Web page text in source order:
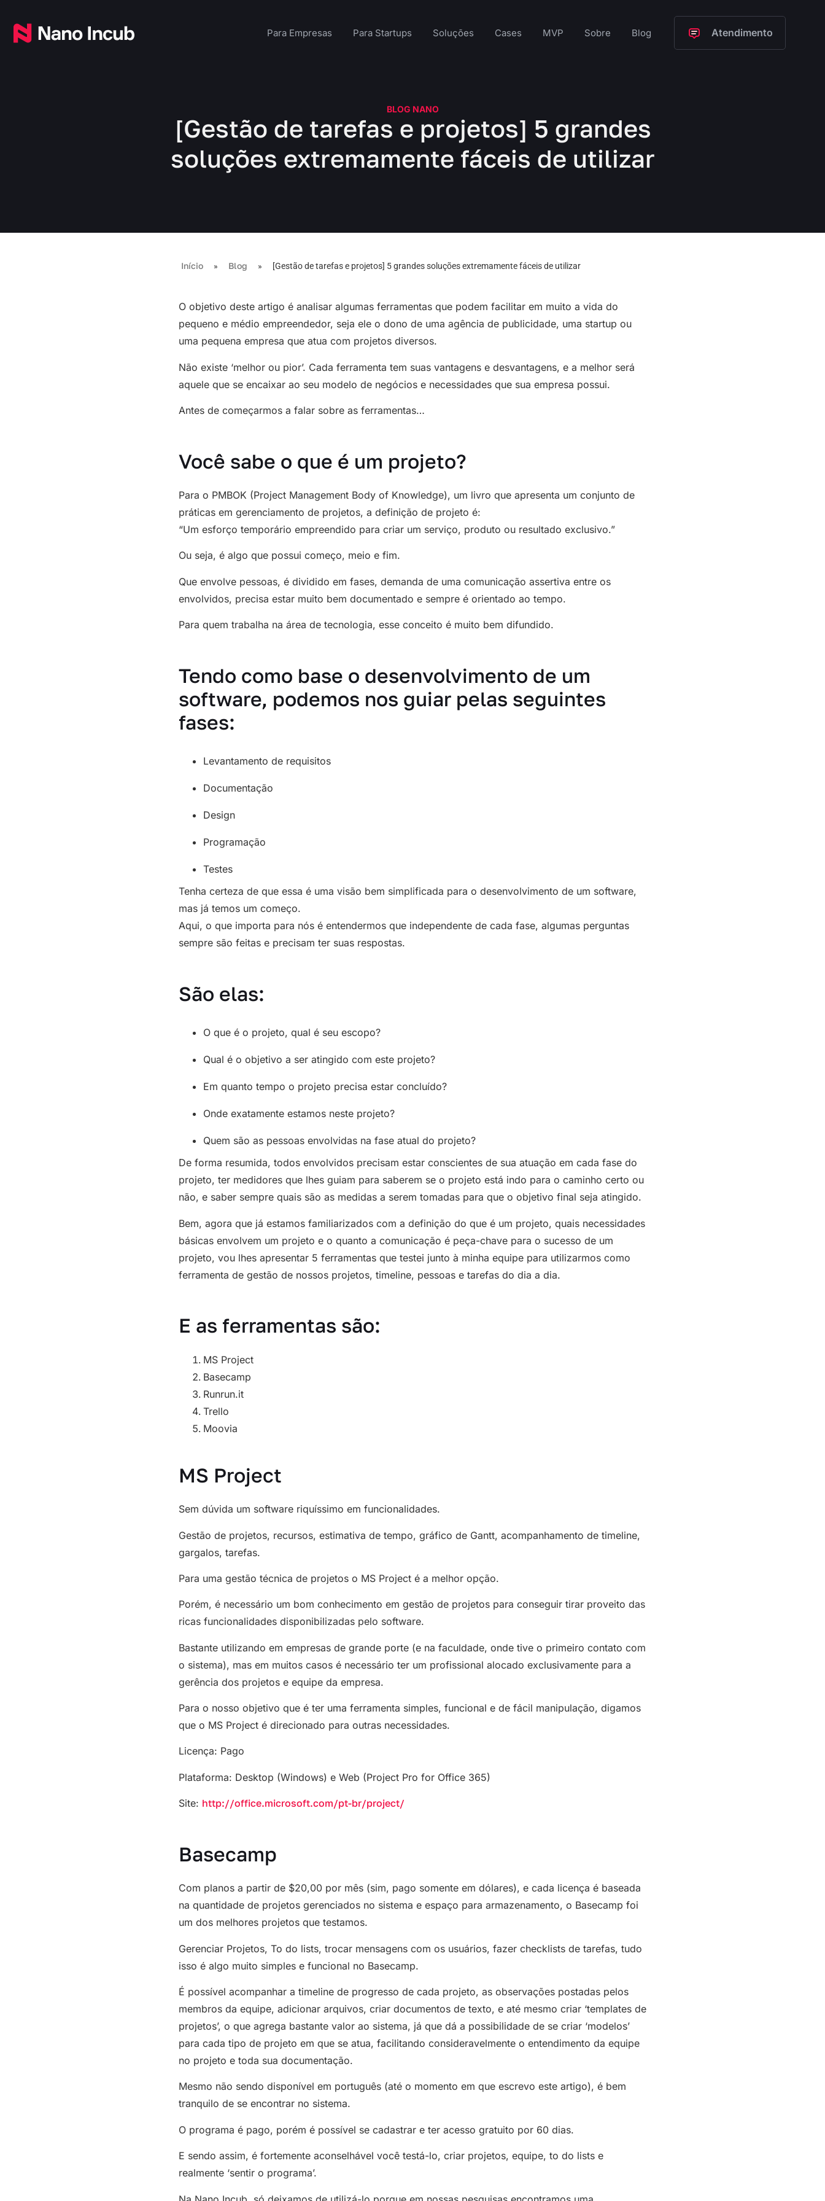
Para Empresas Para Startups Soluções Cases MVP Sobre Blog Atendimento
BLOG NANO
[Gestão de tarefas e projetos] 5 grandes
soluções extremamente fáceis de utilizar
Início » Blog » [Gestão de tarefas e projetos] 5 grandes soluções extremamente fáceis de utilizar
O objetivo deste artigo é analisar algumas ferramentas que podem facilitar em muito a vida do
pequeno e médio empreendedor, seja ele o dono de uma agência de publicidade, uma startup ou
uma pequena empresa que atua com projetos diversos.
Não existe ‘melhor ou pior’. Cada ferramenta tem suas vantagens e desvantagens, e a melhor será
aquele que se encaixar ao seu modelo de negócios e necessidades que sua empresa possui.
Antes de começarmos a falar sobre as ferramentas…
Você sabe o que é um projeto?
Para o PMBOK (Project Management Body of Knowledge), um livro que apresenta um conjunto de
práticas em gerenciamento de projetos, a definição de projeto é:
“Um esforço temporário empreendido para criar um serviço, produto ou resultado exclusivo.”
Ou seja, é algo que possui começo, meio e fim.
Que envolve pessoas, é dividido em fases, demanda de uma comunicação assertiva entre os
envolvidos, precisa estar muito bem documentado e sempre é orientado ao tempo.
Para quem trabalha na área de tecnologia, esse conceito é muito bem difundido.
Tendo como base o desenvolvimento de um
software, podemos nos guiar pelas seguintes
fases:
Levantamento de requisitos
Documentação
Design
Programação
Testes
Tenha certeza de que essa é uma visão bem simplificada para o desenvolvimento de um software,
mas já temos um começo.
Aqui, o que importa para nós é entendermos que independente de cada fase, algumas perguntas
sempre são feitas e precisam ter suas respostas.
São elas:
O que é o projeto, qual é seu escopo?
Qual é o objetivo a ser atingido com este projeto?
Em quanto tempo o projeto precisa estar concluído?
Onde exatamente estamos neste projeto?
Quem são as pessoas envolvidas na fase atual do projeto?
De forma resumida, todos envolvidos precisam estar conscientes de sua atuação em cada fase do
projeto, ter medidores que lhes guiam para saberem se o projeto está indo para o caminho certo ou
não, e saber sempre quais são as medidas a serem tomadas para que o objetivo final seja atingido.
Bem, agora que já estamos familiarizados com a definição do que é um projeto, quais necessidades
básicas envolvem um projeto e o quanto a comunicação é peça-chave para o sucesso de um
projeto, vou lhes apresentar 5 ferramentas que testei junto à minha equipe para utilizarmos como
ferramenta de gestão de nossos projetos, timeline, pessoas e tarefas do dia a dia.
E as ferramentas são:
MS Project
Basecamp
Runrun.it
Trello
Moovia
MS Project
Sem dúvida um software riquíssimo em funcionalidades.
Gestão de projetos, recursos, estimativa de tempo, gráfico de Gantt, acompanhamento de timeline,
gargalos, tarefas.
Para uma gestão técnica de projetos o MS Project é a melhor opção.
Porém, é necessário um bom conhecimento em gestão de projetos para conseguir tirar proveito das
ricas funcionalidades disponibilizadas pelo software.
Bastante utilizando em empresas de grande porte (e na faculdade, onde tive o primeiro contato com
o sistema), mas em muitos casos é necessário ter um profissional alocado exclusivamente para a
gerência dos projetos e equipe da empresa.
Para o nosso objetivo que é ter uma ferramenta simples, funcional e de fácil manipulação, digamos
que o MS Project é direcionado para outras necessidades.
Licença: Pago
Plataforma: Desktop (Windows) e Web (Project Pro for Office 365)
Site: http://office.microsoft.com/pt-br/project/
Basecamp
Com planos a partir de $20,00 por mês (sim, pago somente em dólares), e cada licença é baseada
na quantidade de projetos gerenciados no sistema e espaço para armazenamento, o Basecamp foi
um dos melhores projetos que testamos.
Gerenciar Projetos, To do lists, trocar mensagens com os usuários, fazer checklists de tarefas, tudo
isso é algo muito simples e funcional no Basecamp.
É possível acompanhar a timeline de progresso de cada projeto, as observações postadas pelos
membros da equipe, adicionar arquivos, criar documentos de texto, e até mesmo criar ‘templates de
projetos’, o que agrega bastante valor ao sistema, já que dá a possibilidade de se criar ‘modelos’
para cada tipo de projeto em que se atua, facilitando consideravelmente o entendimento da equipe
no projeto e toda sua documentação.
Mesmo não sendo disponível em português (até o momento em que escrevo este artigo), é bem
tranquilo de se encontrar no sistema.
O programa é pago, porém é possível se cadastrar e ter acesso gratuito por 60 dias.
E sendo assim, é fortemente aconselhável você testá-lo, criar projetos, equipe, to do lists e
realmente ‘sentir o programa’.